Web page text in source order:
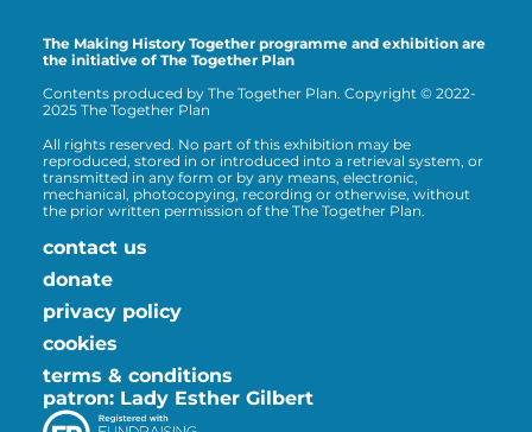
The Making History Together programme and exhibition are
the initiative of The Together Plan
Contents produced by The Together Plan. Copyright © 2022-
2025 The Together Plan
All rights reserved. No part of this exhibition may be
reproduced, stored in or introduced into a retrieval system, or
transmitted in any form or by any means, electronic,
mechanical, photocopying, recording or otherwise, without
the prior written permission of the The Together Plan.
contact us
donate
privacy policy
cookies
terms & conditions
patron: Lady Esther Gilbert